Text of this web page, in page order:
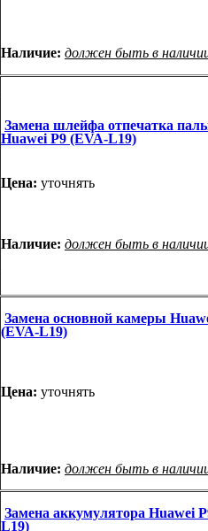
Наличие: должен быть в
Замена шлейфа отпечатка
Huawei P9 (EVA-L19)
Цена: уточнять
Наличие: должен быть в
Замена основной камеры
(EVA-L19)
Цена: уточнять
Наличие: должен быть в
Замена аккумулятора Huawei
L19)